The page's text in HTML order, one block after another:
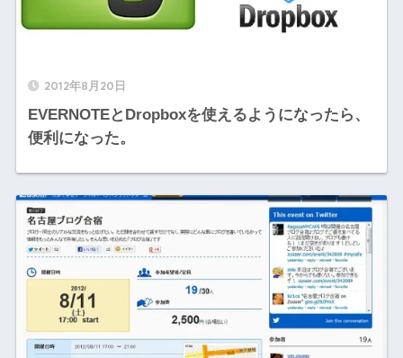
2012年8月20日
EVERNOTEとDropboxを使えるようになったら、
便利になった。